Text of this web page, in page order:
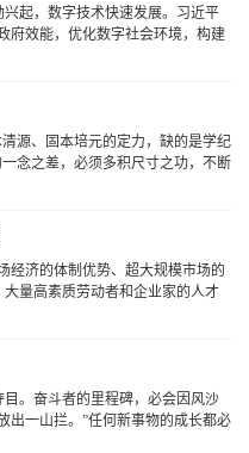
起，数字技术快速发展。习近平
府效能，优化数字社会环境，构建
论述为我国数字社会建设指明了
源、固本培元的定力，缺的是学纪
念之差，必须多积尺寸之功，不断
牢“不想腐”的堤坝，不断增强廉洁
经济的体制优势、超大规模市场的
量高素质劳动者和企业家的人才
潜力。”这深刻揭示了我国经济发
。奋斗者的里程碑，必会因风沙
出一山拦。”任何新事物的成长都必
勇拼搏，逢山开路、遇水架桥的